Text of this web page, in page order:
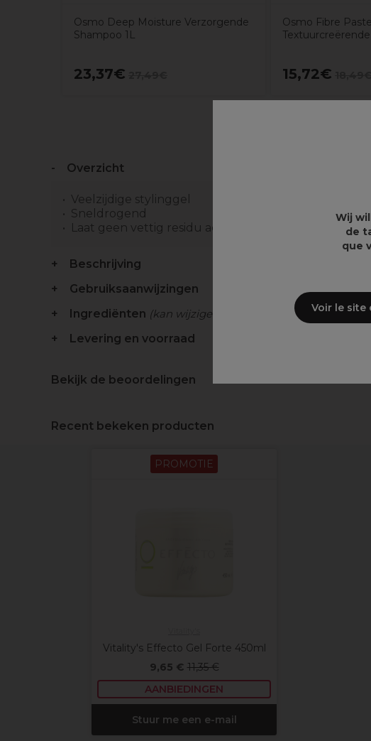
Osmo Deep Moisture Verzorgende
Shampoo 1L
23,37€
Osmo Fibre Paste
15,72€
Overzicht
Veelzijdige stylinggel
Sneldrogend
Laat geen vettig residu achter
Beschrijving
Gebruiksaanwijzingen
Ingrediënten (kan wijzigen, verpakking raadplegen)
Levering en voorraad
Bekijk de beoordelingen
Recent bekeken producten
PROMOTIE
Vitality's Effecto Gel Forte 450ml
9,65 € 11,35 €
AANBIEDINGEN
Stuur me een e-mail
Wij
de
que
Voir le site